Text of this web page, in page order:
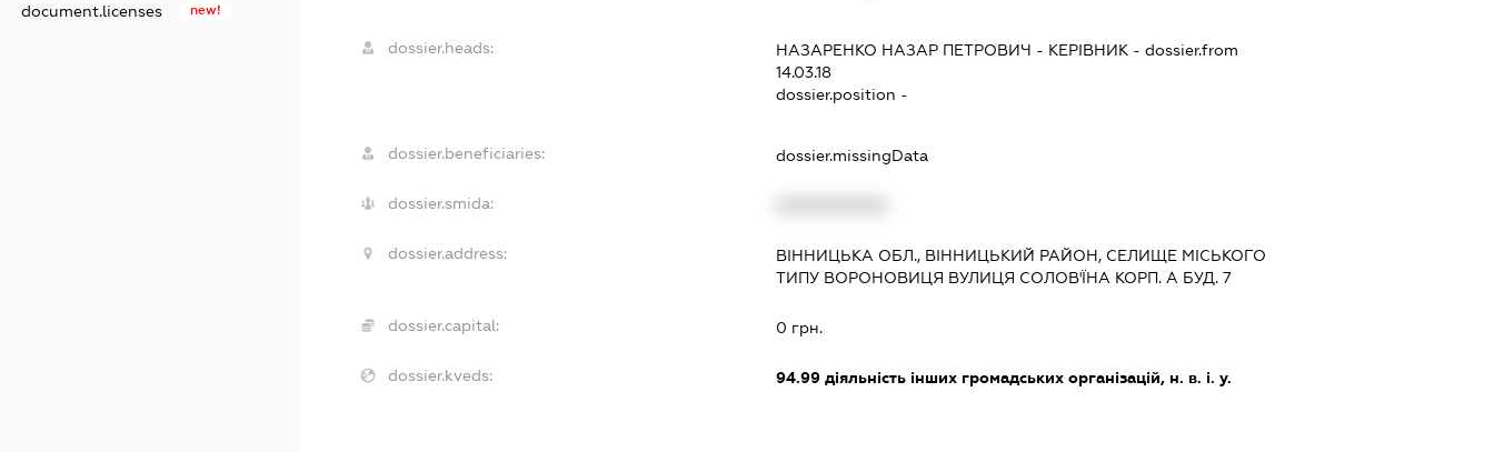
document.licenses new!
dossier.heads: НАЗАРЕНКО НАЗАР ПЕТРОВИЧ - КЕРІВНИК - dossier.from
14.03.18
dossier.position -
dossier.beneficiaries: dossier.missingData
dossier.smida:
dossier.address:
ВІННИЦЬКА ОБЛ., ВІННИЦЬКИЙ РАЙОН, СЕЛИЩЕ МІСЬКОГО
ТИПУ ВОРОНОВИЦЯ ВУЛИЦЯ СОЛОВ'ЇНА КОРП. А БУД. 7
dossier.capital: 0 грн.
dossier.kveds: 94.99діяльність інших громадських організацій, н. в. і. у.